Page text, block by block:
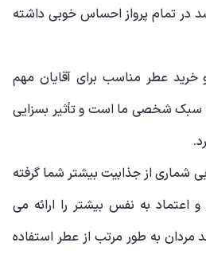
در تمام پرواز احساس خوبی داشته
عطر مناسب برای آقایان مهم
سبک شخصی ما است و تأثیر بسزایی
شماری از جذابیت بیشتر شما گرفته
به نفس بیشتر را ارائه می
این وجود 80 درصد مردان به طور مرتب از عطر استفاده